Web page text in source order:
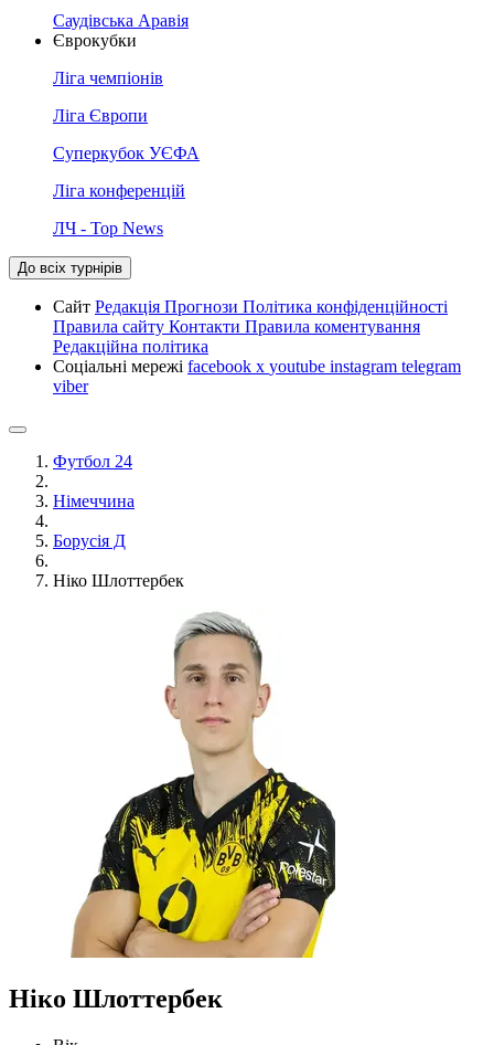
Саудівська Аравія
Єврокубки
Ліга чемпіонів
Ліга Європи
Суперкубок УЄФА
Ліга конференцій
ЛЧ - Top News
До всіх турнірів
Сайт Редакція Прогнози Політика конфіденційності
Правила сайту Контакти Правила коментування
Редакційна політика
Соціальні мережі facebook x youtube instagram telegram
viber
Футбол 24
Німеччина
Борусія Д
Ніко Шлоттербек
Ніко Шлоттербек